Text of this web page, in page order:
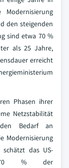
den steigenden
sind etwa 70 %
als 25 Jahre,
erreicht
Phasen ihrer
Netzstabilität
Bedarf an
Modernisierung
schätzt das US-
70 % der